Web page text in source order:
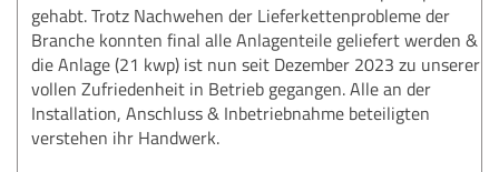
gehabt. Trotz Nachwehen der Lieferkettenprobleme der
Branche konnten final alle Anlagenteile geliefert werden &
die Anlage (21 kwp) ist nun seit Dezember 2023 zu unserer
vollen Zufriedenheit in Betrieb gegangen. Alle an der
Installation, Anschluss & Inbetriebnahme beteiligten
verstehen ihr Handwerk.